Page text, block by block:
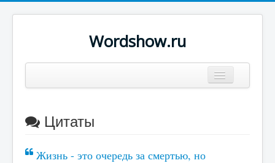
Wordshow.ru
Популярные цитаты
Цитаты
Жизнь - это очередь за смертью, но